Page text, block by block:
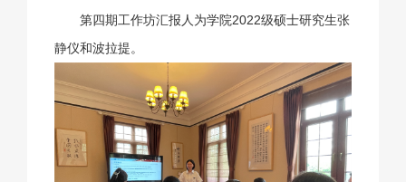
第四期工作坊汇报人为学院2022级硕士研究生张
静仪和波拉提。